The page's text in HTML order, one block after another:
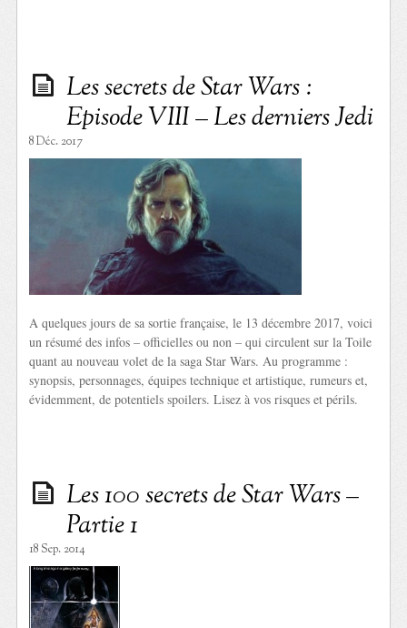
Les secrets de Star Wars :
Episode VIII – Les derniers Jedi
8 Déc. 2017
A quelques jours de sa sortie française, le 13 décembre 2017, voici
un résumé des infos – officielles ou non – qui circulent sur la Toile
quant au nouveau volet de la saga Star Wars. Au programme :
synopsis, personnages, équipes technique et artistique, rumeurs et,
évidemment, de potentiels spoilers. Lisez à vos risques et périls.
Les 100 secrets de Star Wars –
Partie 1
18 Sep. 2014